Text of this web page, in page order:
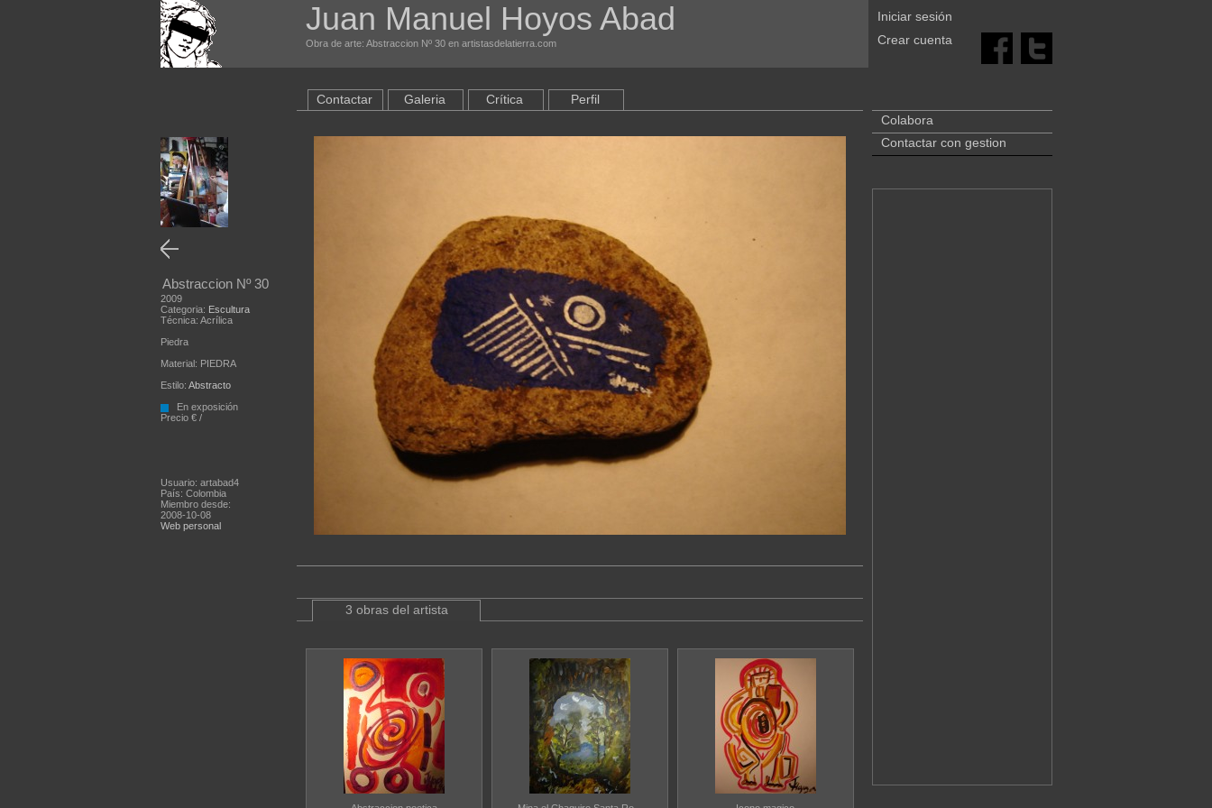
Juan Manuel Hoyos Abad
Obra de arte: Abstraccion Nº 30 en artistasdelatierra.com
Iniciar sesión
Crear cuenta
Abstraccion Nº 30
2009
Categoria: Escultura
Técnica: Acrílica
Piedra
Material: PIEDRA
Estilo: Abstracto
En exposición
Precio € /
Usuario: artabad4
País: Colombia
Miembro desde:
2008-10-08
Web personal
Contactar Galeria Crítica Perfil
3 obras del artista
Colabora
Contactar con gestion